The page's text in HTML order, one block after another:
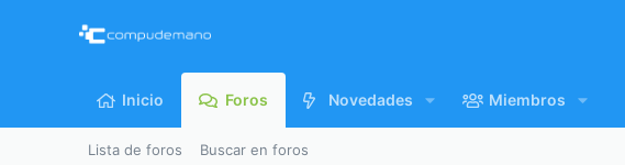
Inicio Foros Novedades Miembros
Lista de foros Buscar en foros